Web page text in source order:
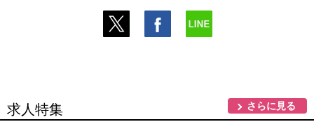
求人特集 さらに見る